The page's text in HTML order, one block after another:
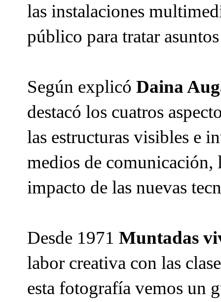
las instalaciones
público para tratar
Según explicó Daina
destacó los cuatros
las estructuras visibles e
medios de comunicación,
impacto de las nuevas
Desde 1971 Muntadas
labor creativa con las
esta fotografía vemos un